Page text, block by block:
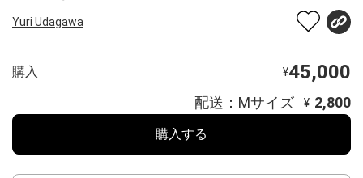
Yuri Udagawa
購入 ¥45,000
配送：Mサイズ ¥ 2,800
購入する